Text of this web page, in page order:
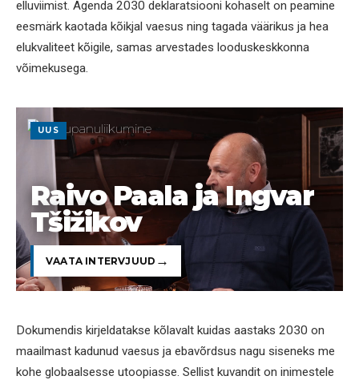
elluviimist. Agenda 2030 deklaratsiooni kohaselt on peamine
eesmärk kaotada kõikjal vaesus ning tagada väärikus ja hea
elukvaliteet kõigile, samas arvestades looduskeskkonna
võimekusega.
UUS
Raivo Paala ja Ingvar
Tšižikov
VAATA INTERVJUUD
Dokumendis kirjeldatakse kõlavalt kuidas aastaks 2030 on
maailmast kadunud vaesus ja ebavõrdsus nagu siseneks me
kohe globaalsesse utoopiasse. Sellist kuvandit on inimestele